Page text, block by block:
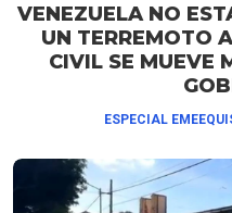
VENEZUELA NO
UN TERREMOTO
CIVIL SE MUEVE
ESPECIAL